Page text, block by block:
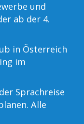
und
ab der 4.
in Österreich
im
Sprachreise
Alle